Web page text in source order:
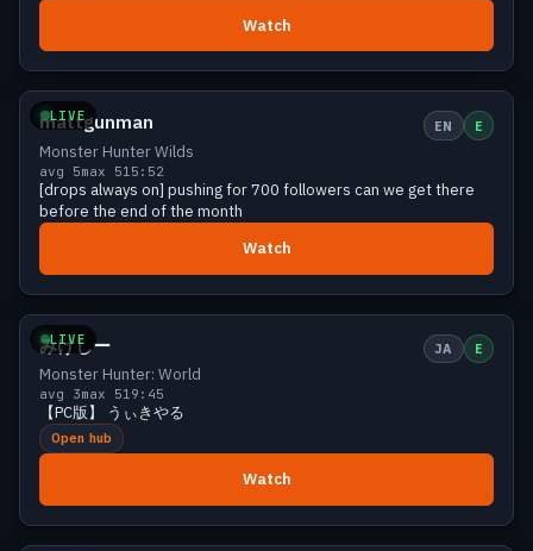
Watch
LIVE
Small 5 viewers
mattgunman EN E
Monster Hunter Wilds
avg 5max 515:52
[drops always on] pushing for 700 followers can we get there
before the end of the month
Watch
LIVE
Small 5 viewers
みけしー JA E
Monster Hunter: World
avg 3max 519:45
【PC版】 うぃきやる
Open hub
Watch
Small 4 viewers